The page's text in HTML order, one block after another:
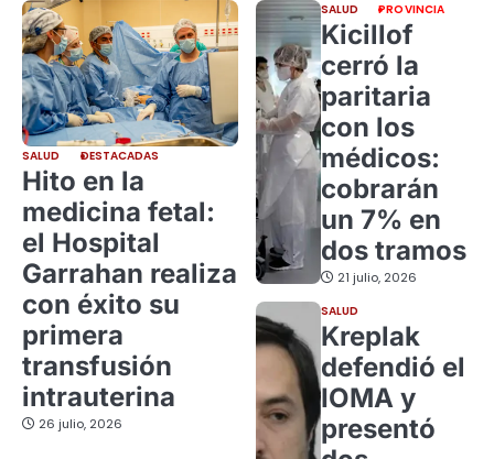
SALUD DESTACADAS
Hito en la
medicina fetal:
el Hospital
Garrahan realiza
con éxito su
primera
transfusión
intrauterina
26 julio, 2026
SALUD PROVINCIA
Kicillof
cerró la
paritaria
con los
médicos:
cobrarán
un 7% en
dos tramos
21 julio, 2026
SALUD
Kreplak
defendió el
IOMA y
presentó